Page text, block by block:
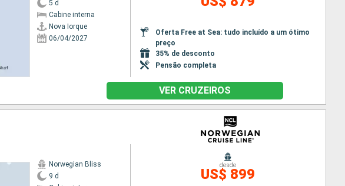
5 d
Cabine interna
Nova Iorque
06/04/2027
Oferta Free at Sea: tudo incluído a um ótimo
preço
35% de desconto
Pensão completa
VER CRUZEIROS
Norwegian Bliss
9 d
desde
US$ 899